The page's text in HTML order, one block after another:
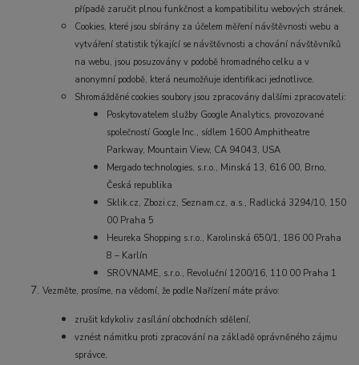
případě zaručit plnou funkčnost a kompatibilitu webových stránek.
Cookies, které jsou sbírány za účelem měření návštěvnosti webu a
vytváření statistik týkající se návštěvnosti a chování návštěvníků
na webu, jsou posuzovány v podobě hromadného celku a v
anonymní podobě, která neumožňuje identifikaci jednotlivce.
Shromážděné cookies soubory jsou zpracovány dalšími zpracovateli:
Poskytovatelem služby Google Analytics, provozované
společností Google Inc., sídlem 1600 Amphitheatre
Parkway, Mountain View, CA 94043, USA
Mergado technologies, s.r.o., Minská 13, 616 00, Brno,
Česká republika
Sklik.cz, Zbozi.cz, Seznam.cz, a.s., Radlická 3294/10, 150
00 Praha 5
Heureka Shopping s.r.o., Karolinská 650/1, 186 00 Praha
8 – Karlín
SROVNAME, s.r.o., Revoluční 1200/16, 110 00 Praha 1
Vezměte, prosíme, na vědomí, že podle Nařízení máte právo:
zrušit kdykoliv zasílání obchodních sdělení,
vznést námitku proti zpracování na základě oprávněného zájmu
správce,